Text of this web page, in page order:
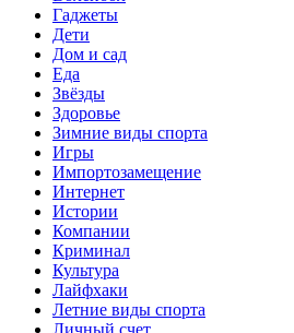
Гаджеты
Дети
Дом и сад
Еда
Звёзды
Здоровье
Зимние виды спорта
Игры
Импортозамещение
Интернет
Истории
Компании
Криминал
Культура
Лайфхаки
Летние виды спорта
Личный счет